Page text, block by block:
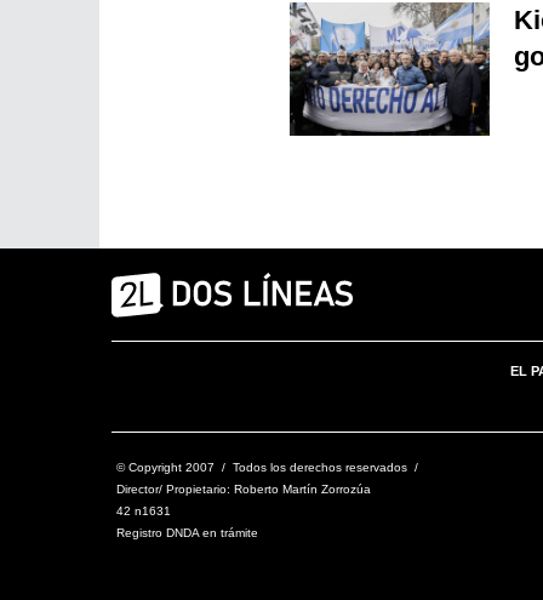
EL
© Copyright 2007 / Todos los derechos reservados /
Director/ Propietario: Roberto Martín Zorrozúa
42 n1631
Registro DNDA en trámite